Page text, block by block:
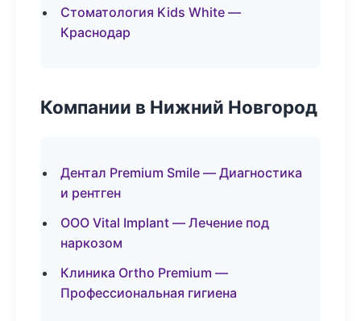
Стоматология Kids White —
Краснодар
Компании в Нижний Новгород
Дентал Premium Smile — Диагностика
и рентген
ООО Vital Implant — Лечение под
наркозом
Клиника Ortho Premium —
Профессиональная гигиена